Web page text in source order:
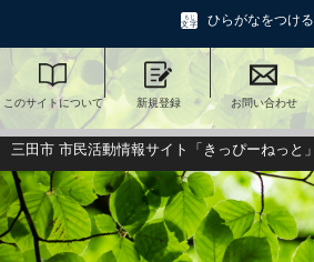
ひらがなをつける
このサイトについて 新規登録 お問い合わせ
三田市 市民活動情報サイト「きっぴーねっと」